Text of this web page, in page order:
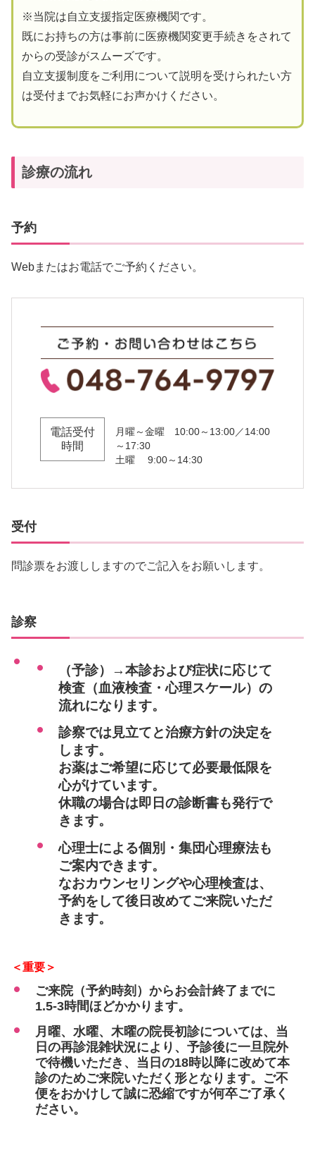
※当院は自立支援指定医療機関です。
既にお持ちの方は事前に医療機関変更手続きをされて
からの受診がスムーズです。
自立支援制度をご利用について説明を受けられたい方
は受付までお気軽にお声かけください。
診療の流れ
予約
Webまたはお電話でご予約ください。
電話受付
時間
月曜～金曜 10:00～13:00／14:00
～17:30
土曜 9:00～14:30
受付
問診票をお渡ししますのでご記入をお願いします。
診察
（予診）→本診および症状に応じて
検査（血液検査・心理スケール）の
流れになります。
診察では見立てと治療方針の決定を
します。
お薬はご希望に応じて必要最低限を
心がけています。
休職の場合は即日の診断書も発行で
きます。
心理士による個別・集団心理療法も
ご案内できます。
なおカウンセリングや心理検査は、
予約をして後日改めてご来院いただ
きます。
＜重要＞
ご来院（予約時刻）からお会計終了までに
1.5-3時間ほどかかります。
月曜、水曜、木曜の院長初診については、当
日の再診混雑状況により、予診後に一旦院外
で待機いただき、当日の18時以降に改めて本
診のためご来院いただく形となります。ご不
便をおかけして誠に恐縮ですが何卒ご了承く
ださい。